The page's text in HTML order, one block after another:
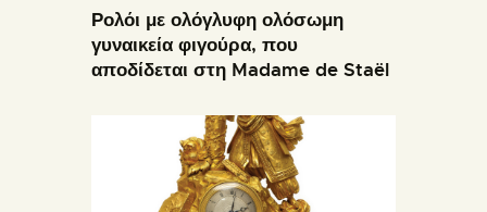
Ρολόι με ολόγλυφη ολόσωμη
γυναικεία φιγούρα, που
αποδίδεται στη Madame de Staël